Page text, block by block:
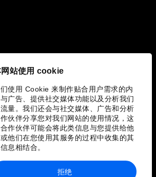
网站使用 cookie
使用 Cookie 来制作贴合用户需求的内
广告、提供社交媒体功能以及分析我们
量。我们还会与社交媒体、广告和分析
伙伴分享您对我们网站的使用情况，这
作伙伴可能会将此类信息与您提供给他
他们在您使用其服务的过程中收集的其
息相结合。
拒绝